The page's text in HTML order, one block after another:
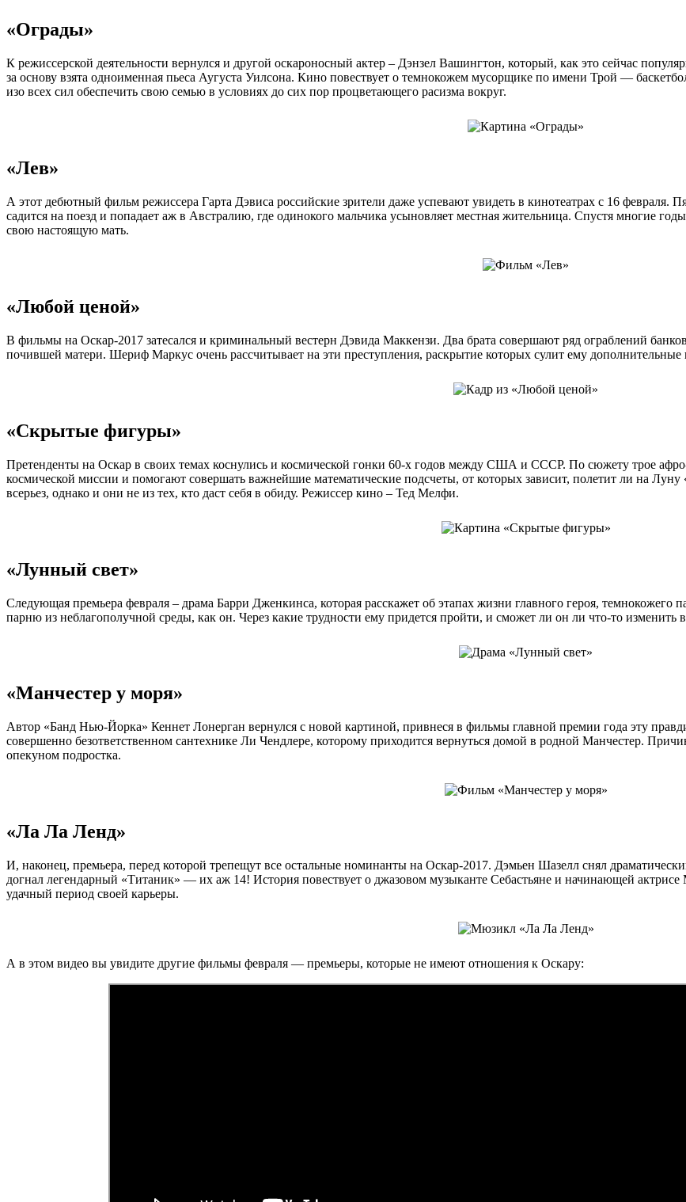
«Ограды»
К режиссерской деятельности вернулся и другой оскароносный актер – Дэнзел Вашингтон, который, как это сейчас
за основу взята одноименная пьеса Аугуста Уилсона. Кино повествует о темнокожем мусорщике по имени Трой —
изо всех сил обеспечить свою семью в условиях до сих пор процветающего расизма вокруг.
«Лев»
А этот дебютный фильм режиссера Гарта Дэвиса российские зрители даже успевают увидеть в кинотеатрах с 16 февраля.
садится на поезд и попадает аж в Австралию, где одинокого мальчика усыновляет местная жительница. Спустя многие
свою настоящую мать.
«Любой ценой»
В фильмы на Оскар-2017 затесался и криминальный вестерн Дэвида Маккензи. Два брата совершают ряд ограблений
почившей матери. Шериф Маркус очень рассчитывает на эти преступления, раскрытие которых сулит ему
«Скрытые фигуры»
Претенденты на Оскар в своих темах коснулись и космической гонки 60-х годов между США и СССР. По сюжету трое
космической миссии и помогают совершать важнейшие математические подсчеты, от которых зависит, полетит ли на
всерьез, однако и они не из тех, кто даст себя в обиду. Режиссер кино – Тед Мелфи.
«Лунный свет»
Следующая премьера февраля – драма Барри Дженкинса, которая расскажет об этапах жизни главного героя,
парню из неблагополучной среды, как он. Через какие трудности ему придется пройти, и сможет ли он ли что-то изменить в
«Манчестер у моря»
Автор «Банд Нью-Йорка» Кеннет Лонерган вернулся с новой картиной, привнеся в фильмы главной премии года эту
совершенно безответственном сантехнике Ли Чендлере, которому приходится вернуться домой в родной Манчестер.
опекуном подростка.
«Ла Ла Ленд»
И, наконец, премьера, перед которой трепещут все остальные номинанты на Оскар-2017. Дэмьен Шазелл снял
догнал легендарный «Титаник» — их аж 14! История повествует о джазовом музыканте Себастьяне и начинающей
удачный период своей карьеры.
А в этом видео вы увидите другие фильмы февраля — премьеры, которые не имеют отношения к Оскару: